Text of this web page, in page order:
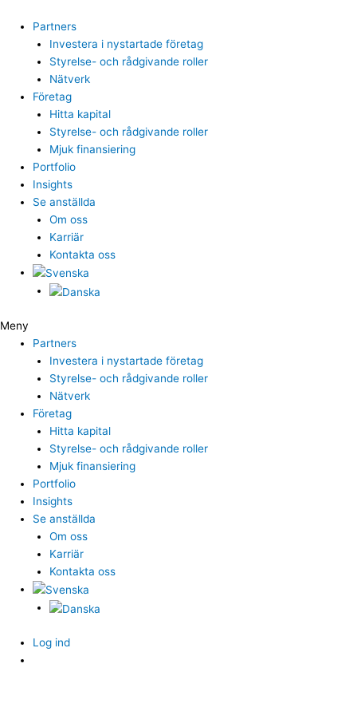
innehåll
Partners
Investera i nystartade företag
Styrelse- och rådgivande roller
Nätverk
Företag
Hitta kapital
Styrelse- och rådgivande roller
Mjuk finansiering
Portfolio
Insights
Se anställda
Om oss
Karriär
Kontakta oss
Meny
Partners
Investera i nystartade företag
Styrelse- och rådgivande roller
Nätverk
Företag
Hitta kapital
Styrelse- och rådgivande roller
Mjuk finansiering
Portfolio
Insights
Se anställda
Om oss
Karriär
Kontakta oss
Log ind